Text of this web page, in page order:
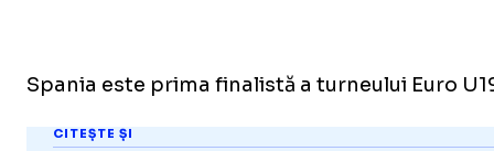
Spania este prima finalistă a turneului Euro
CITEȘTE ȘI